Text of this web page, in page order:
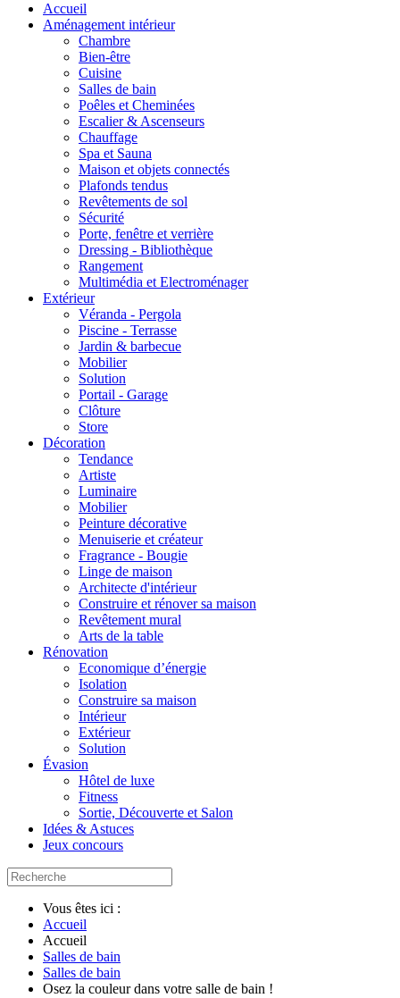
Accueil
Aménagement intérieur
Chambre
Bien-être
Cuisine
Salles de bain
Poêles et Cheminées
Escalier & Ascenseurs
Chauffage
Spa et Sauna
Maison et objets connectés
Plafonds tendus
Revêtements de sol
Sécurité
Porte, fenêtre et verrière
Dressing - Bibliothèque
Rangement
Multimédia et Electroménager
Extérieur
Véranda - Pergola
Piscine - Terrasse
Jardin & barbecue
Mobilier
Solution
Portail - Garage
Clôture
Store
Décoration
Tendance
Artiste
Luminaire
Mobilier
Peinture décorative
Menuiserie et créateur
Fragrance - Bougie
Linge de maison
Architecte d'intérieur
Construire et rénover sa maison
Revêtement mural
Arts de la table
Rénovation
Economique d’énergie
Isolation
Construire sa maison
Intérieur
Extérieur
Solution
Évasion
Hôtel de luxe
Fitness
Sortie, Découverte et Salon
Idées & Astuces
Jeux concours
Vous êtes ici :
Accueil
Accueil
Salles de bain
Salles de bain
Osez la couleur dans votre salle de bain !